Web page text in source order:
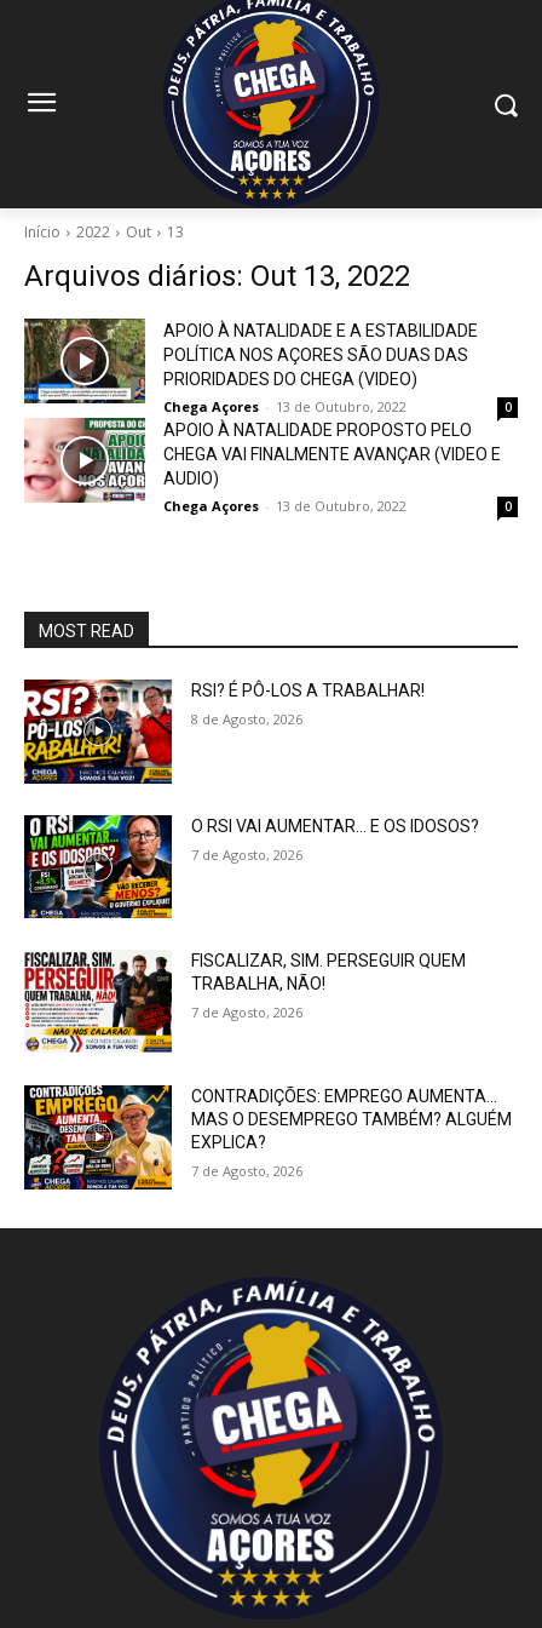
Início 2022 Out 13
Arquivos diários: Out 13, 2022
APOIO À NATALIDADE E A ESTABILIDADE
POLÍTICA NOS AÇORES SÃO DUAS DAS
PRIORIDADES DO CHEGA (VIDEO)
Chega Açores - 13 de Outubro, 2022 0
APOIO À NATALIDADE PROPOSTO PELO
CHEGA VAI FINALMENTE AVANÇAR (VIDEO E
AUDIO)
Chega Açores - 13 de Outubro, 2022 0
MOST READ
RSI? É PÔ-LOS A TRABALHAR!
8 de Agosto, 2026
O RSI VAI AUMENTAR… E OS IDOSOS?
7 de Agosto, 2026
FISCALIZAR, SIM. PERSEGUIR QUEM
TRABALHA, NÃO!
7 de Agosto, 2026
CONTRADIÇÕES: EMPREGO AUMENTA…
MAS O DESEMPREGO TAMBÉM? ALGUÉM
EXPLICA?
7 de Agosto, 2026